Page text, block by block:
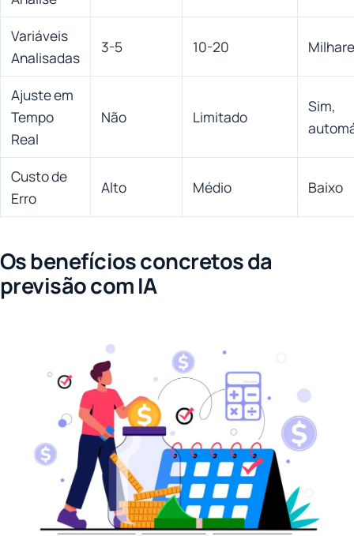
Variáveis
Analisadas
3-5 10-20
Ajuste em
Tempo
Real
Não Limitado
Sim,
Custo de
Erro
Alto Médio Baixo
Os benefícios concretos da
previsão com IA